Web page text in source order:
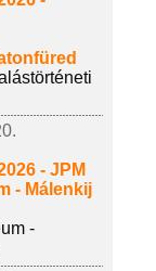
- JPM
- Málenkij
-